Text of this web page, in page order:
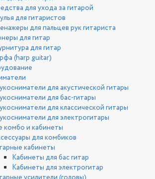
для ухода за гитарой
для гитаристов
для пальцев рук гитариста
для гитар
для гитар
(harp guitar)
для акустической гитары
для бас-гитары
для классической гитары
для электрогитары
комбо и кабинеты
для комбиков
кабинеты
Кабинеты для бас гитар
Кабинеты для электрогитар